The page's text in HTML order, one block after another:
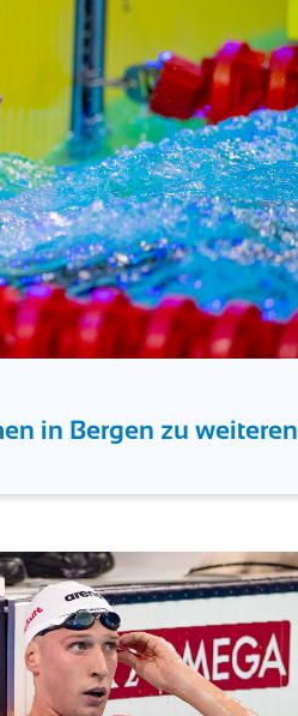
in Bergen zu weiteren